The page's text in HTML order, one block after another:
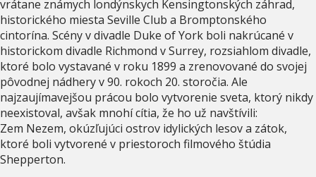
vrátane známych londýnskych Kensingtonských záhrad,
historického miesta Seville Club a Bromptonského
cintorína. Scény v divadle Duke of York boli nakrúcané v
historickom divadle Richmond v Surrey, rozsiahlom divadle,
ktoré bolo vystavané v roku 1899 a zrenovované do svojej
pôvodnej nádhery v 90. rokoch 20. storočia. Ale
najzaujímavejšou prácou bolo vytvorenie sveta, ktorý nikdy
neexistoval, avšak mnohí cítia, že ho už navštívili:
Zem Nezem, okúzľujúci ostrov idylických lesov a zátok,
ktoré boli vytvorené v priestoroch filmového štúdia
Shepperton.